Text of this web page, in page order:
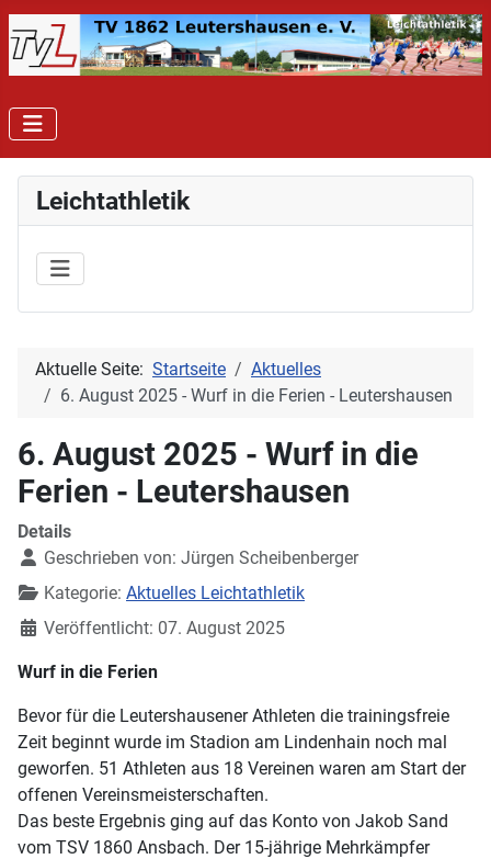
Leichtathletik
Aktuelle Seite: Startseite
Aktuelles
6. August 2025 - Wurf in die Ferien - Leutershausen
6. August 2025 - Wurf in die
Ferien - Leutershausen
Details
Geschrieben von: Jürgen Scheibenberger
Kategorie: Aktuelles Leichtathletik
Veröffentlicht: 07. August 2025
Wurf in die Ferien
Bevor für die Leutershausener Athleten die trainingsfreie
Zeit beginnt wurde im Stadion am Lindenhain noch mal
geworfen. 51 Athleten aus 18 Vereinen waren am Start der
offenen Vereinsmeisterschaften.
Das beste Ergebnis ging auf das Konto von Jakob Sand
vom TSV 1860 Ansbach. Der 15-jährige Mehrkämpfer